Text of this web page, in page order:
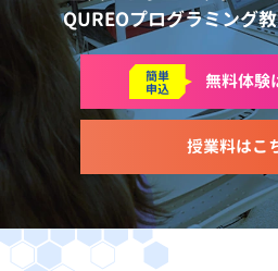
QUREOプログラミング
授業料はこ
簡単
申込 無料体験